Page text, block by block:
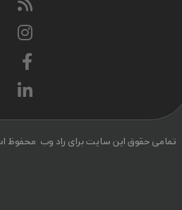
حقوق این سایت برای راد وب محفوظ است.